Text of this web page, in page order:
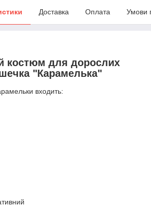
Доставка Оплата Умови
костюм для дорослих
"Карамелька"
входить: